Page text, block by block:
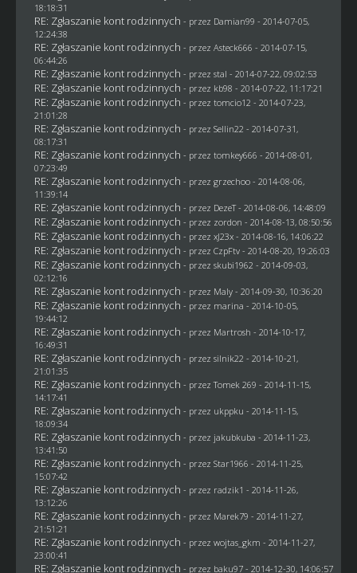
18:18:31
RE: Zgłaszanie kont rodzinnych - przez Damian99 - 2014-07-05,
12:24:38
RE: Zgłaszanie kont rodzinnych - przez Asteck666 - 2014-07-15,
06:44:26
RE: Zgłaszanie kont rodzinnych - przez stal - 2014-07-22, 09:02:53
RE: Zgłaszanie kont rodzinnych - przez kb98 - 2014-07-22, 11:17:21
RE: Zgłaszanie kont rodzinnych - przez tomcio12 - 2014-07-23,
21:01:28
RE: Zgłaszanie kont rodzinnych - przez Sellin22 - 2014-07-31,
08:17:31
RE: Zgłaszanie kont rodzinnych - przez tomkey666 - 2014-08-01,
07:23:49
RE: Zgłaszanie kont rodzinnych - przez grzechoo - 2014-08-06,
11:39:14
RE: Zgłaszanie kont rodzinnych - przez DezeT- 2014-08-06, 14:48:09
RE: Zgłaszanie kont rodzinnych - przez zordon - 2014-08-13, 08:50:56
RE: Zgłaszanie kont rodzinnych - przez xJ23x- 2014-08-16, 14:06:22
RE: Zgłaszanie kont rodzinnych - przez CzpFtv- 2014-08-20, 19:26:03
RE: Zgłaszanie kont rodzinnych - przez skubi1962 - 2014-09-03,
02:12:16
RE: Zgłaszanie kont rodzinnych - przez Maly- 2014-09-30, 10:36:20
RE: Zgłaszanie kont rodzinnych - przez marina - 2014-10-05,
19:44:12
RE: Zgłaszanie kont rodzinnych - przez Martrosh - 2014-10-17,
16:49:31
RE: Zgłaszanie kont rodzinnych - przez silnik22 - 2014-10-21,
21:01:35
RE: Zgłaszanie kont rodzinnych - przezTomek 269 - 2014-11-15,
14:17:41
RE: Zgłaszanie kont rodzinnych - przez ukppku - 2014-11-15,
18:09:34
RE: Zgłaszanie kont rodzinnych - przez jakubkuba - 2014-11-23,
13:41:50
RE: Zgłaszanie kont rodzinnych - przez Star1966 - 2014-11-25,
15:07:42
RE: Zgłaszanie kont rodzinnych - przez radzik1 - 2014-11-26,
13:12:26
RE: Zgłaszanie kont rodzinnych - przez Marek79 - 2014-11-27,
21:51:21
RE: Zgłaszanie kont rodzinnych - przez wojtas_gkm - 2014-11-27,
23:00:41
RE: Zgłaszanie kont rodzinnych - przez baku97- 2014-12-30, 14:06:57